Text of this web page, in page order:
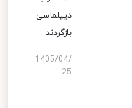
دیپلماسی
بازگردند
1405/04/
25